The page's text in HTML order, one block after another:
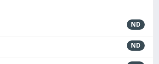
ND
ND